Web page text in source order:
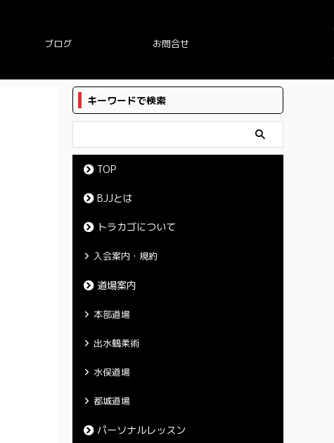
ブログ お問合せ
キーワードで検索
TOP
BJJとは
トラカゴについて
入会案内・規約
道場案内
本部道場
出水鶴柔術
水俣道場
都城道場
パーソナルレッスン